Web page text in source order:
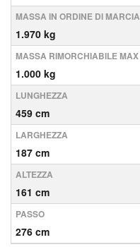
MASSA IN ORDINE DI MARCIA
1.970 kg
MASSA RIMORCHIABILE MAX
1.000 kg
LUNGHEZZA
459 cm
LARGHEZZA
187 cm
ALTEZZA
161 cm
PASSO
276 cm